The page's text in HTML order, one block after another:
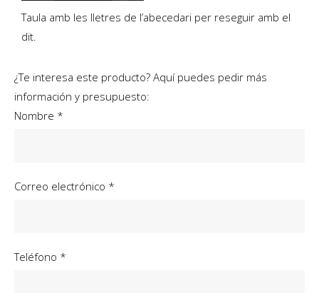
Taula amb les lletres de l’abecedari per reseguir amb el
dit.
¿Te interesa este producto? Aquí puedes pedir más
información y presupuesto:
Nombre *
Correo electrónico *
Teléfono *